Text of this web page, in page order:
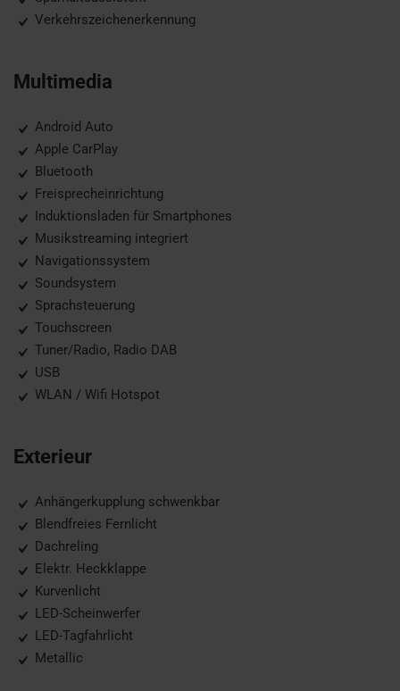
Verkehrszeichenerkennung
Multimedia
Android Auto
Apple CarPlay
Bluetooth
Freisprecheinrichtung
Induktionsladen für Smartphones
Musikstreaming integriert
Navigationssystem
Soundsystem
Sprachsteuerung
Touchscreen
Tuner/Radio, Radio DAB
USB
WLAN / Wifi Hotspot
Exterieur
Anhängerkupplung schwenkbar
Blendfreies Fernlicht
Dachreling
Elektr. Heckklappe
Kurvenlicht
LED-Scheinwerfer
LED-Tagfahrlicht
Metallic